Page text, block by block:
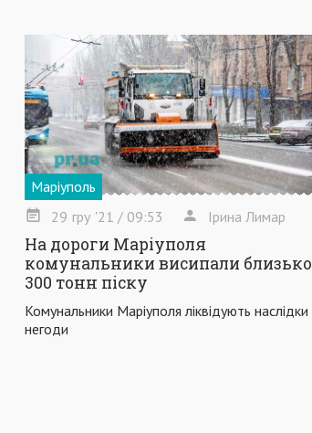
Маріуполь
29 гру '21 / 09:53 Ірина Лимар
На дороги Маріуполя
комунальники висипали близько
300 тонн піску
Комунальники Маріуполя ліквідують наслідки
негоди